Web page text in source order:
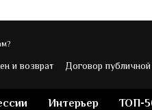
и возврат
Договор
Интерьер ТОП-